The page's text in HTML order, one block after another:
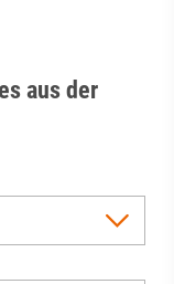
aus der